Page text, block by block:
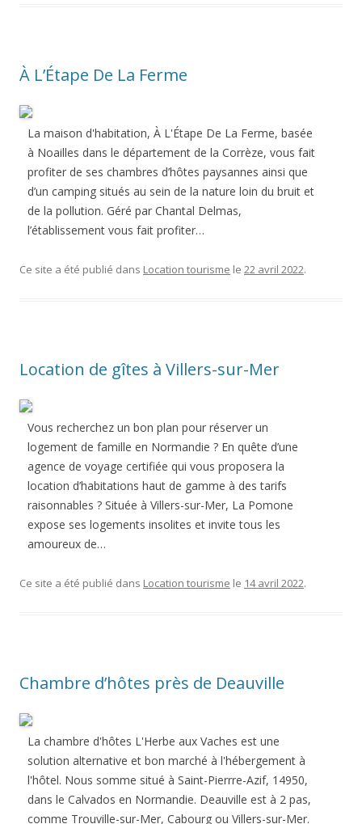
À L’Étape De La Ferme
La maison d'habitation, À L'Étape De La Ferme, basée
à Noailles dans le département de la Corrèze, vous fait
profiter de ses chambres d’hôtes paysannes ainsi que
d’un camping situés au sein de la nature loin du bruit et
de la pollution. Géré par Chantal Delmas,
l’établissement vous fait profiter…
Ce site a été publié dans Location tourisme le 22 avril 2022.
Location de gîtes à Villers-sur-Mer
Vous recherchez un bon plan pour réserver un
logement de famille en Normandie ? En quête d’une
agence de voyage certifiée qui vous proposera la
location d’habitations haut de gamme à des tarifs
raisonnables ? Située à Villers-sur-Mer, La Pomone
expose ses logements insolites et invite tous les
amoureux de…
Ce site a été publié dans Location tourisme le 14 avril 2022.
Chambre d’hôtes près de Deauville
La chambre d'hôtes L'Herbe aux Vaches est une
solution alternative et bon marché à l'hébergement à
l'hôtel. Nous somme situé à Saint-Pierrre-Azif, 14950,
dans le Calvados en Normandie. Deauville est à 2 pas,
comme Trouville-sur-Mer, Cabourg ou Villers-sur-Mer.